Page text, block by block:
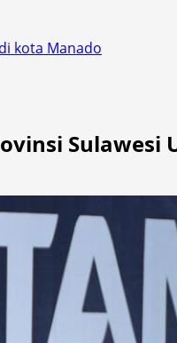
kota Manado
Sulawesi